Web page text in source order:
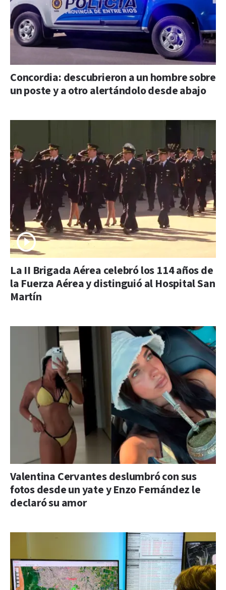
Concordia: descubrieron a un hombre sobre
un poste y a otro alertándolo desde abajo
La II Brigada Aérea celebró los 114 años de
la Fuerza Aérea y distinguió al Hospital San
Martín
Valentina Cervantes deslumbró con sus
fotos desde un yate y Enzo Fernández le
declaró su amor